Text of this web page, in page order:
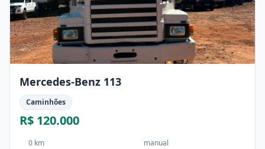
Mercedes-Benz 113
Caminhões
R$ 120.000
0 km
manual